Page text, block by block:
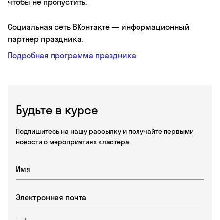
Будьте в курсе
Подпишитесь на нашу рассылку и получайте первыми
новости о мероприятиях кластера.
чтобы не пропустить.
Социальная сеть ВКонтакте — информационный
партнер праздника.
Подробная программа праздника